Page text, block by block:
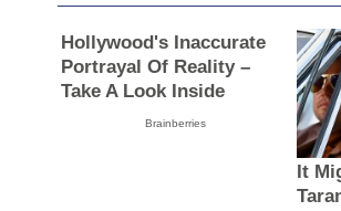
Hollywood's Inaccurate
Portrayal Of Reality –
Take A Look Inside
Brainberries
It